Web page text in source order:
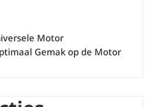
Motor
Gemak op de Motor